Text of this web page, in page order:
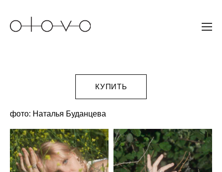
КУПИТЬ
фото: Наталья Буданцева